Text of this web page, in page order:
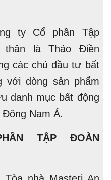
ty Cổ phần Tập
thân là Thảo Điền
các chủ đầu tư bất
với dòng sản phẩm
danh mục bất động
Nam Á.
TẬP ĐOÀN